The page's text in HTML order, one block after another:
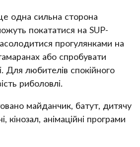
одна сильна сторона
покататися на SUP-
прогулянками на
або спробувати
Для любителів спокійного
риболовлі.
майданчик, батут, дитячу
кінозал, анімаційні програми